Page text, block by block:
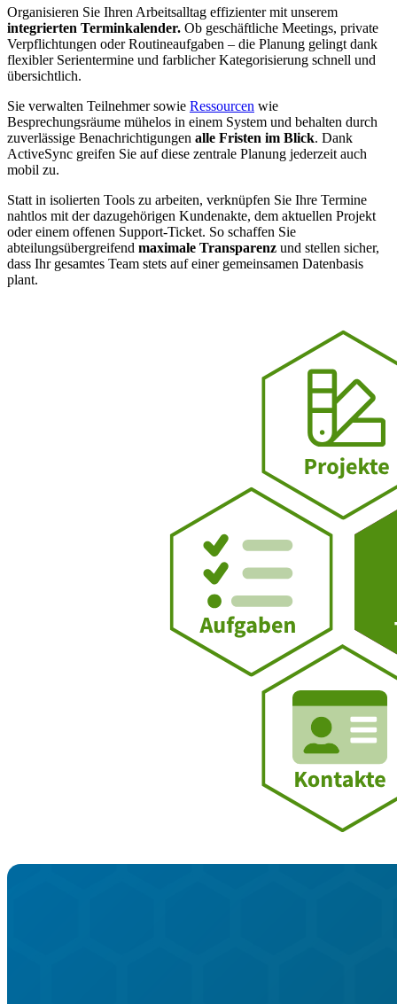
Organisieren Sie Ihren Arbeitsalltag effizienter mit unserem
integrierten Terminkalender. Ob geschäftliche Meetings, private
Verpflichtungen oder Routineaufgaben – die Planung gelingt dank
flexibler Serientermine und farblicher Kategorisierung schnell und
übersichtlich.
Sie verwalten Teilnehmer sowie Ressourcen wie
Besprechungsräume mühelos in einem System und behalten durch
zuverlässige Benachrichtigungen alle Fristen im Blick. Dank
ActiveSync greifen Sie auf diese zentrale Planung jederzeit auch
mobil zu.
Statt in isolierten Tools zu arbeiten, verknüpfen Sie Ihre Termine
nahtlos mit der dazugehörigen Kundenakte, dem aktuellen Projekt
oder einem offenen Support-Ticket. So schaffen Sie
abteilungsübergreifend maximale Transparenz und stellen sicher,
dass Ihr gesamtes Team stets auf einer gemeinsamen Datenbasis
plant.